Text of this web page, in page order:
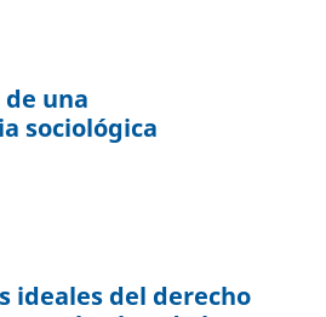
de una
sociológica
ideales del derecho